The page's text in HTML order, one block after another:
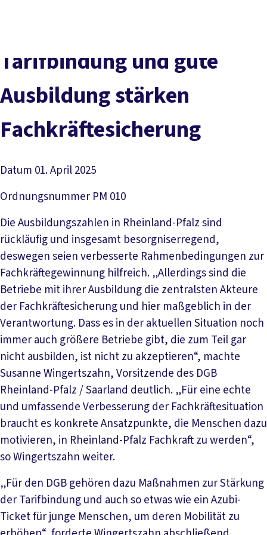
Politik vor Ort
Tarifbindung und gute
Ausbildung stärken
Fachkräftesicherung
Datum 01. April 2025
Ordnungsnummer PM 010
Die Ausbildungszahlen in Rheinland-Pfalz sind
rückläufig und insgesamt besorgniserregend,
deswegen seien verbesserte Rahmenbedingungen zur
Fachkräftegewinnung hilfreich. „Allerdings sind die
Betriebe mit ihrer Ausbildung die zentralsten Akteure
der Fachkräftesicherung und hier maßgeblich in der
Verantwortung. Dass es in der aktuellen Situation noch
immer auch größere Betriebe gibt, die zum Teil gar
nicht ausbilden, ist nicht zu akzeptieren“, machte
Susanne Wingertszahn, Vorsitzende des DGB
Rheinland-Pfalz / Saarland deutlich. „Für eine echte
und umfassende Verbesserung der Fachkräftesituation
braucht es konkrete Ansatzpunkte, die Menschen dazu
motivieren, in Rheinland-Pfalz Fachkraft zu werden“,
so Wingertszahn weiter.
„Für den DGB gehören dazu Maßnahmen zur Stärkung
der Tarifbindung und auch so etwas wie ein Azubi-
Ticket für junge Menschen, um deren Mobilität zu